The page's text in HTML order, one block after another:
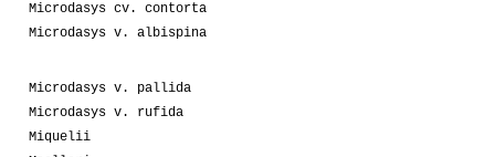
Microdasys cv. contorta
Microdasys v. albispina
Microdasys v. pallida
Microdasys v. rufida
Miquelii